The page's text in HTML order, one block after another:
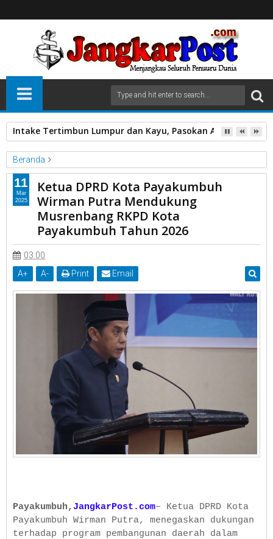
Intake Tertimbun Lumpur dan Kayu, Pasokan Air Bersih di
Beranda
Ketua DPRD Kota Payakumbuh
Wirman Putra Mendukung Musrenbang RKPD Kota Payakumbuh
Tahun 2026
Ketua DPRD Kota Payakumbuh Wirman Putra Mendukung
Musrenbang RKPD Kota Payakumbuh Tahun 2026
Ketua DPRD Kota Payakumbuh
Wirman Putra Mendukung
Musrenbang RKPD Kota
Payakumbuh Tahun 2026
03.00
A+ A- Print Email
Payakumbuh,JangkarPost.com– Ketua DPRD Kota
Payakumbuh Wirman Putra, menegaskan dukungan
terhadap program pembangunan daerah dalam
11
Mar
2025